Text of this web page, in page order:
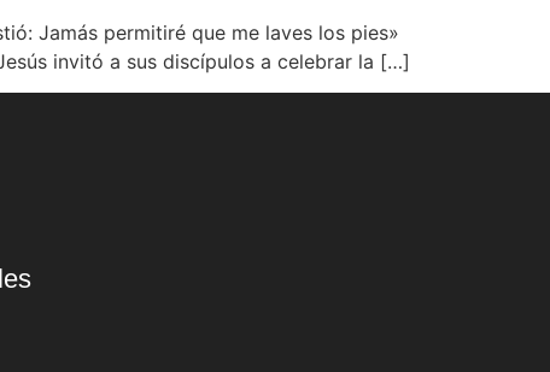
Jamás permitiré que me laves los pies»
invitó a sus discípulos a celebrar la […]